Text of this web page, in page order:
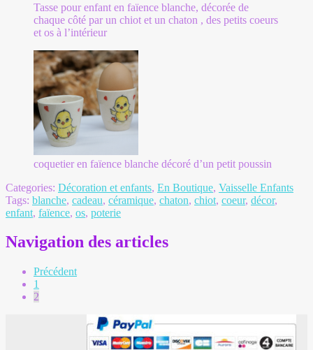
Tasse pour enfant en faïence blanche, décorée de
chaque côté par un chiot et un chaton , des petits coeurs
et os à l’intérieur
coquetier en faïence blanche décoré d’un petit poussin
Categories: Décoration et enfants, En Boutique, Vaisselle Enfants
Tags: blanche, cadeau, céramique, chaton, chiot, coeur, décor,
enfant, faïence, os, poterie
Navigation des articles
Précédent
1
2